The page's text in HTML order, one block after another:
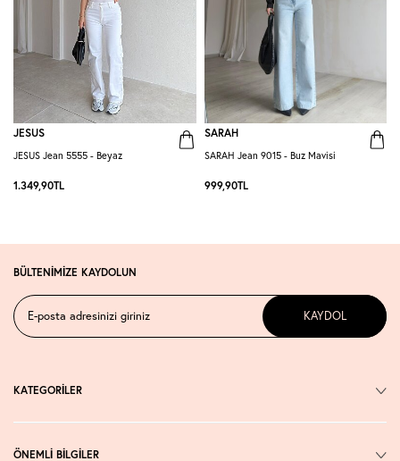
JESUS
JESUS Jean 5555 - Beyaz
1.349,90TL
SARAH
SARAH Jean 9015 - Buz Mavisi
999,90TL
BÜLTENİMİZE KAYDOLUN
KAYDOL
KATEGORİLER
ÖNEMLİ BİLGİLER